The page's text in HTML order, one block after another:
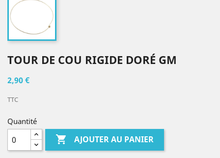
TOUR DE COU RIGIDE DORÉ GM
2,90 €
TTC
Quantité
 AJOUTER AU PANIER